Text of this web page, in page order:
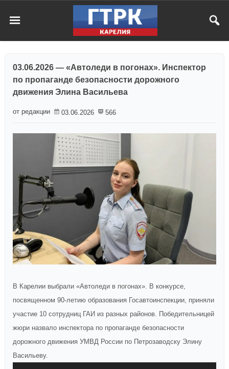
03.06.2026 — «Автоледи в погонах». Инспектор
по пропаганде безопасности дорожного
движения Элина Васильева
от редакции 03.06.2026 566
В Карелии выбрали «Автоледи в погонах». В конкурсе,
посвященном 90-летию образования Госавтоинспекции, приняли
участие 10 сотрудниц ГАИ из разных районов. Победительницей
жюри назвало инспектора по пропаганде безопасности
дорожного движения УМВД России по Петрозаводску Элину
Васильеву.